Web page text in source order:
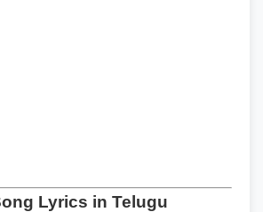
Lyrics in Telugu